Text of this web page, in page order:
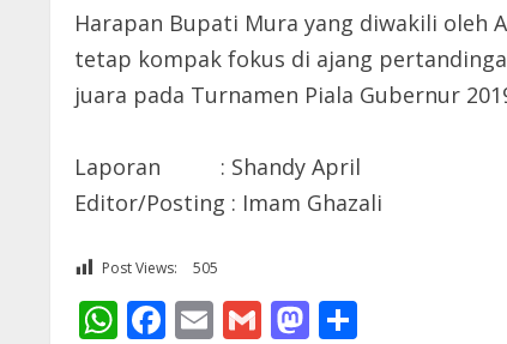
Harapan Bupati Mura yang diwakili oleh
tetap kompak fokus di ajang
juara pada Turnamen Piala Gubernur
Laporan : Shandy April
Editor/Posting : Imam Ghazali
Post Views: 505
WhatsApp
Facebook
EmailGmailMastodon